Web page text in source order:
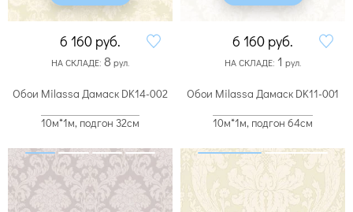
6 160 руб.
НА СКЛАДЕ: 8 рул.
6 160 руб.
НА СКЛАДЕ: 1 рул.
Обои Milassa Дамаск DK14-002
10м*1м, подгон 32см
Обои Milassa Дамаск DK11-001
10м*1м, подгон 64см